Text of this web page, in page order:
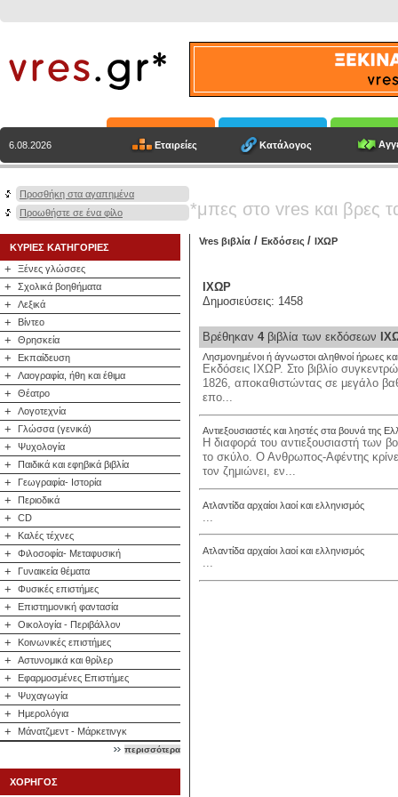
6.08.2026 Εταιρείες Κατάλογος
Προσθήκη στα αγαπημένα
Προωθήστε σε ένα φίλο
*μπες στο vres και βρες
ΚΥΡΙΕΣ ΚΑΤΗΓΟΡΙΕΣ
+ Ξένες γλώσσες
+ Σχολικά βοηθήματα
+ Λεξικά
+ Βίντεο
+ Θρησκεία
+ Εκπαίδευση
+ Λαογραφία, ήθη και έθιμα
+ Θέατρο
+ Λογοτεχνία
+ Γλώσσα (γενικά)
+ Ψυχολογία
+ Παιδικά και εφηβικά βιβλία
+ Γεωγραφία- Ιστορία
+ Περιοδικά
+ CD
+ Καλές τέχνες
+ Φιλοσοφία- Μεταφυσική
+ Γυναικεία θέματα
+ Φυσικές επιστήμες
+ Επιστημονική φαντασία
+ Οικολογία - Περιβάλλον
+ Κοινωνικές επιστήμες
+ Αστυνομικά και θρίλερ
+ Εφαρμοσμένες Επιστήμες
+ Ψυχαγωγία
+ Ημερολόγια
+ Μάνατζμεντ - Μάρκετινγκ
περισσότερα
ΧΟΡΗΓΟΣ
Vres βιβλία / Εκδόσεις / ΙΧΩΡ
ΙΧΩΡ
Δημοσιεύσεις: 1458
Βρέθηκαν 4 βιβλία των εκδόσεων
Λησμονημένοι ή άγνωστοι αληθινοί ήρωες
Εκδόσεις ΙΧΩΡ. Στο βιβλίο
1826, αποκαθιστώντας σε μεγάλο
επο...
Αντιεξουσιαστές και ληστές στα βουνά της
Η διαφορά του αντιεξουσιαστή των
το σκύλο. Ο Ανθρωπος-Αφέντης
τον ζημιώνει, εν...
Ατλαντίδα αρχαίοι λαοί και ελληνισμός
Ατλαντίδα αρχαίοι λαοί και ελληνισμός